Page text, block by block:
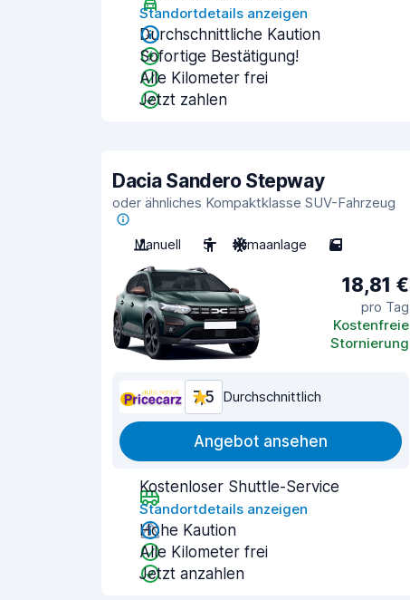
Standortdetails anzeigen
Durchschnittliche Kaution
Sofortige Bestätigung!
Alle Kilometer frei
Jetzt zahlen
Dacia Sandero Stepway
oder ähnliches Kompaktklasse SUV-Fahrzeug
Manuell 5 Klimaanlage 5
18,81 €
pro Tag
Kostenfreie
Stornierung
7,5 Durchschnittlich
Angebot ansehen
Kostenloser Shuttle-Service
Standortdetails anzeigen
Hohe Kaution
Alle Kilometer frei
Jetzt anzahlen